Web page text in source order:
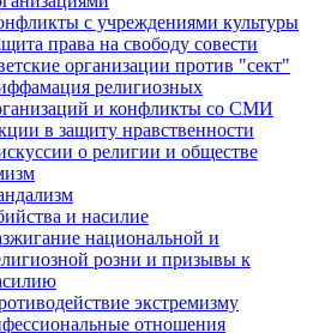
с учреждениями культуры
права на свободу совести
организации против "сект"
религиозных
и конфликты со СМИ
в защиту нравственности
о религии и обществе
и насилие
национальной и
розни и призывы к
экстремизму
отношения